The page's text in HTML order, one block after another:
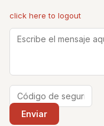
click here to logout